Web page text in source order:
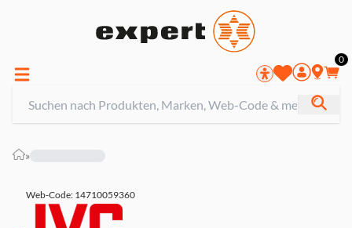
0
»
Web-Code: 14710059360